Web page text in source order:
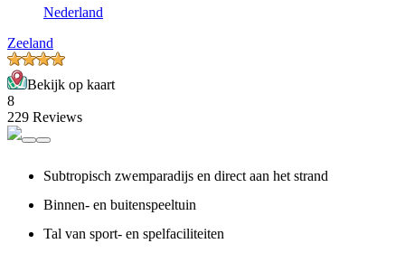
Nederland
Zeeland
Bekijk op kaart
8
229 Reviews
Subtropisch zwemparadijs en direct aan het strand
Binnen- en buitenspeeltuin
Tal van sport- en spelfaciliteiten